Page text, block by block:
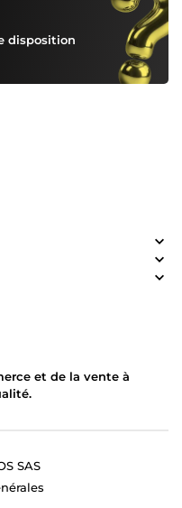
disposition
et de la vente à
SAS